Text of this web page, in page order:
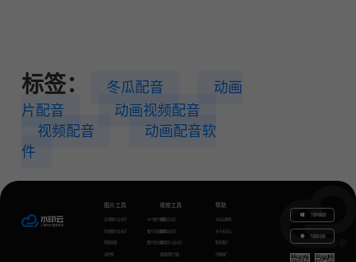
标签： 冬瓜配音
动画
片配音
动画视频配音
视频配音
动画配音软
件
图片工具
在线图片去水印
在线图片加水印
智能抠图
证件照
GIF图片生成
图片无损放大
图片转文字
视频工具
视频去水印
视频加水印
视频怎么去水印
视频提取下载
帮助
水印云教程
关于水印云
联系我们
代理推广
下载电脑版
下载移动端